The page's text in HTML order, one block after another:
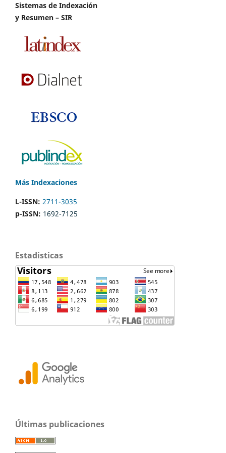
Sistemas de Indexación
y Resumen – SIR
Más Indexaciones
L-ISSN: 2711-3035
p-ISSN: 1692-7125
Estadisticas
Últimas publicaciones